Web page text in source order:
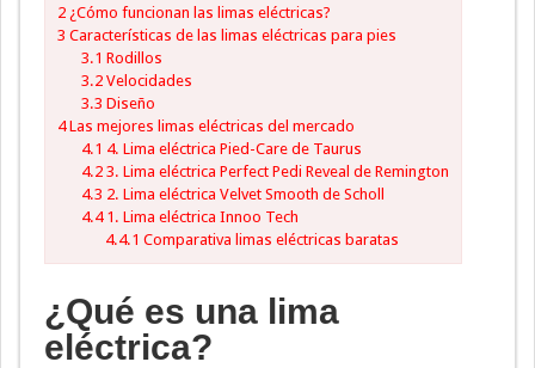
2 ¿Cómo funcionan las limas eléctricas?
3 Características de las limas eléctricas para pies
3.1 Rodillos
3.2Velocidades
3.3 Diseño
4Las mejores limas eléctricas del mercado
4.1 4. Lima eléctrica Pied-Care de Taurus
4.23. Lima eléctrica Perfect Pedi Reveal de Remington
4.3 2. Lima eléctrica Velvet Smooth de Scholl
4.41. Lima eléctrica Innoo Tech
4.4.1 Comparativa limas eléctricas baratas
¿Qué es una lima
eléctrica?